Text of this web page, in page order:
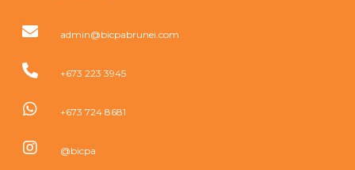
admin@bicpabrunei.com
+673 223 3945
+673 724 8681
@bicpa